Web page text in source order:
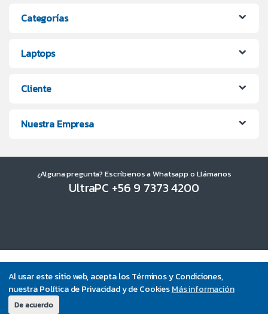
Al usar este sitio web, acepta los Términos y Condiciones,
nuestra Política de Privacidad y de CookiesMás información
De acuerdo
Categorías
Laptops
Cliente
Nuestra Empresa
¿Alguna pregunta? Escríbenos a Whatsapp o Llámanos
UltraPC +56 9 7373 4200